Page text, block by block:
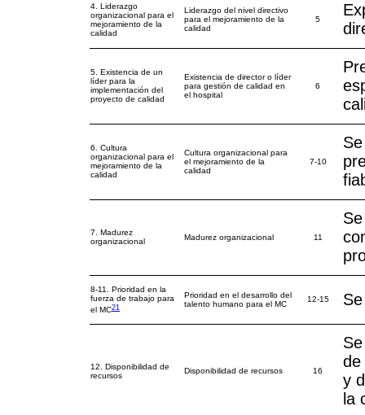
4. Liderazgo
organizacional para el
mejoramiento de la
calidad
Liderazgo del nivel directivo
para el mejoramiento de la
calidad
5
5. Existencia de un
líder para la
implementación del
proyecto de calidad
Existencia de director o líder
para gestión de calidad en
el hospital
6
6. Cultura
organizacional para el
mejoramiento de la
calidad
Cultura organizacional para
el mejoramiento de la
calidad
7-10
7. Madurez
organizacional
Madurez organizacional 11
8-11. Prioridad en la
fuerza de trabajo para
el MC21
Prioridad en el desarrollo del
talento humano para el MC
12-15
12. Disponibilidad de
recursos
Disponibilidad de recursos 16
de
y
la